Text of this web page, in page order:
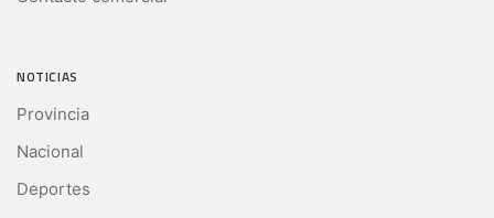
NOTICIAS
Provincia
Nacional
Deportes